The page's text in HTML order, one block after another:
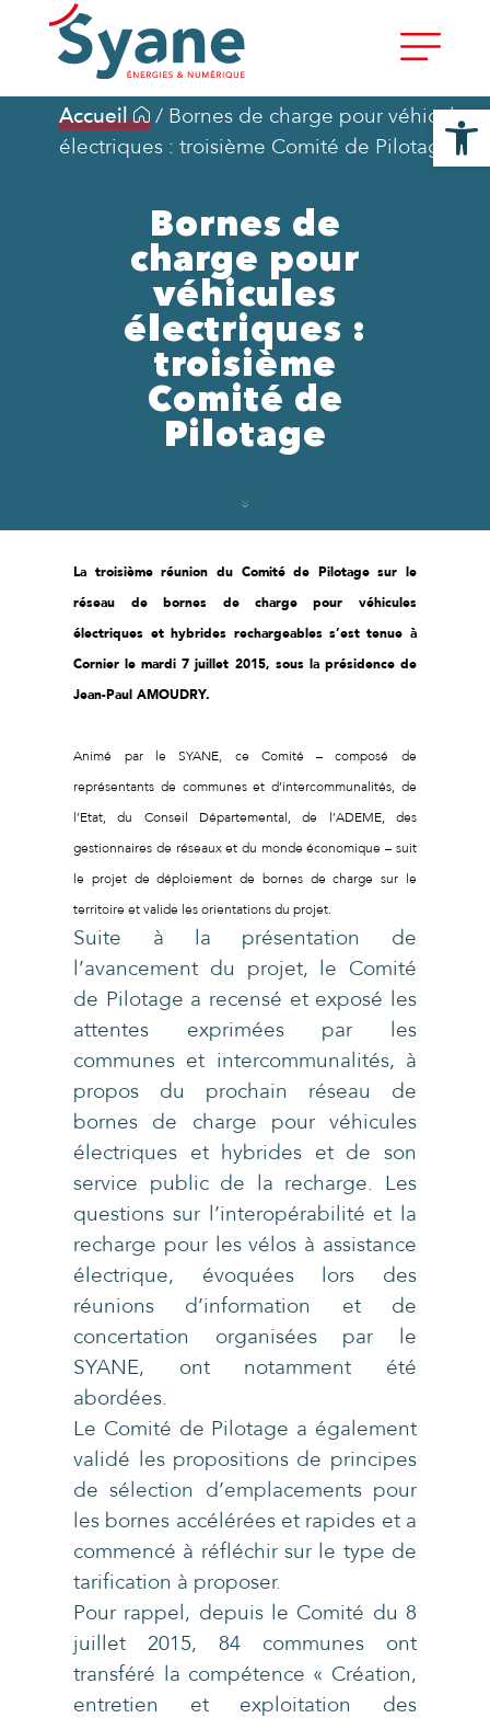
Accueil / Bornes de charge pour véhicules
électriques : troisième Comité de Pilotage
Bornes de
charge pour
véhicules
électriques :
troisième
Comité de
Pilotage
La troisième réunion du Comité de Pilotage sur le
réseau de bornes de charge pour véhicules
électriques et hybrides rechargeables s’est tenue à
Cornier le mardi 7 juillet 2015, sous la présidence de
Jean-Paul AMOUDRY.
Animé par le SYANE, ce Comité – composé de
représentants de communes et d’intercommunalités, de
l’Etat, du Conseil Départemental, de l’ADEME, des
gestionnaires de réseaux et du monde économique – suit
le projet de déploiement de bornes de charge sur le
territoire et valide les orientations du projet.
Suite à la présentation de
l’avancement du projet, le Comité
de Pilotage a recensé et exposé les
attentes exprimées par les
communes et intercommunalités, à
propos du prochain réseau de
bornes de charge pour véhicules
électriques et hybrides et de son
service public de la recharge. Les
questions sur l’interopérabilité et la
recharge pour les vélos à assistance
électrique, évoquées lors des
réunions d’information et de
concertation organisées par le
SYANE, ont notamment été
abordées.
Le Comité de Pilotage a également
validé les propositions de principes
de sélection d’emplacements pour
les bornes accélérées et rapides et a
commencé à réfléchir sur le type de
tarification à proposer.
Pour rappel, depuis le Comité du 8
juillet 2015, 84 communes ont
transféré la compétence « Création,
entretien et exploitation des
Ouvrir